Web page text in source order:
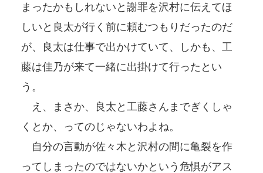
まったかもしれないと謝罪を沢村に伝えてほ
しいと良太が行く前に頼むつもりだったのだ
が、良太は仕事で出かけていて、しかも、工
藤は佳乃が来て一緒に出掛けて行ったとい
う。
え、まさか、良太と工藤さんまでぎくしゃ
くとか、ってのじゃないわよね。
自分の言動が佐々木と沢村の間に亀裂を作
ってしまったのではないかという危惧がアス